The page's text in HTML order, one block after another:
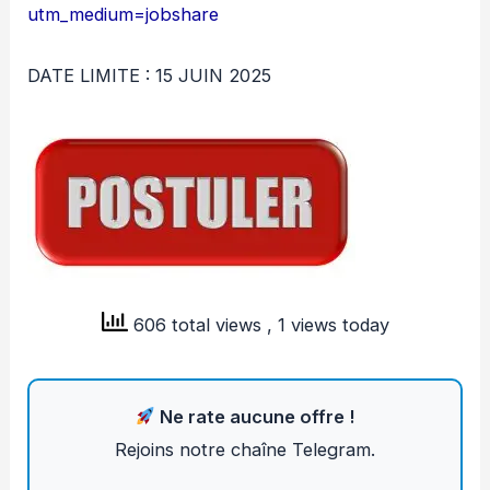
utm_medium=jobshare
DATE LIMITE : 15 JUIN 2025
606 total views , 1 views today
Ne rate aucune offre !
Rejoins notre chaîne Telegram.